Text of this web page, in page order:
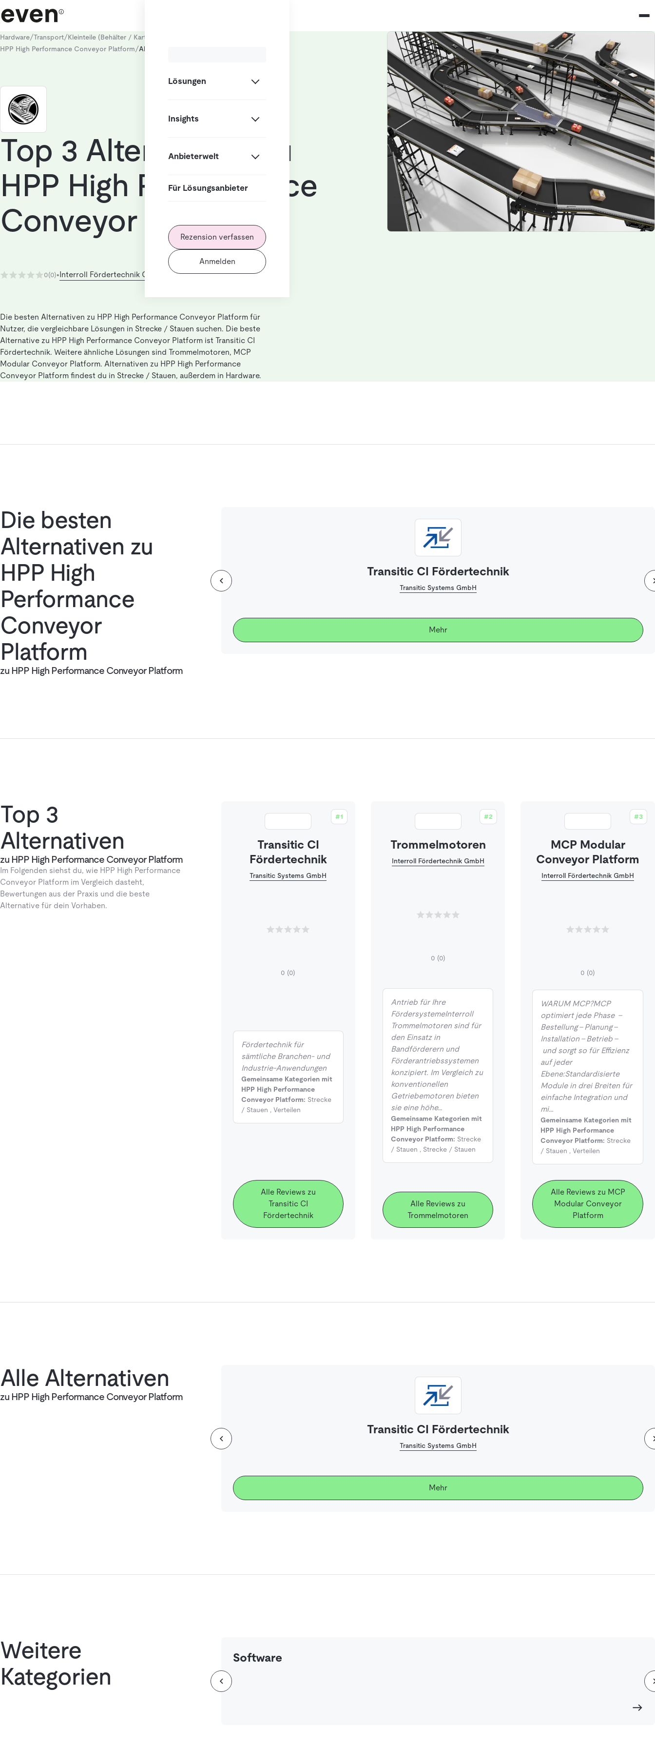
Lösungen
Insights
Anbieterwelt
Für Lösungsanbieter
Rezension verfassen
Anmelden
Hardware/Transport/Kleinteile (Behälter / Kartons)
HPP High Performance Conveyor Platform/Alternativen
Top 3 Alternativen zu
HPP High Performance
Conveyor Platform
0(0)•Interroll Fördertechnik GmbH
Die besten Alternativen zu HPP High Performance Conveyor Platform für
Nutzer, die vergleichbare Lösungen in Strecke / Stauen suchen. Die beste
Alternative zu HPP High Performance Conveyor Platform ist Transitic CI
Fördertechnik. Weitere ähnliche Lösungen sind Trommelmotoren, MCP
Modular Conveyor Platform. Alternativen zu HPP High Performance
Conveyor Platform findest du in Strecke / Stauen, außerdem in Hardware.
Die besten
Alternativen zu
HPP High
Performance
Conveyor
Platform
zu HPP High Performance Conveyor Platform
Transitic CI Fördertechnik
Transitic Systems GmbH
Mehr
Top 3
Alternativen
zu HPP High Performance Conveyor Platform
Im Folgenden siehst du, wie HPP High Performance
Conveyor Platform im Vergleich dasteht,
Bewertungen aus der Praxis und die beste
Alternative für dein Vorhaben.
#1
Transitic CI
Fördertechnik
Transitic Systems GmbH
0 (0)
Fördertechnik für
sämtliche Branchen- und
Industrie-Anwendungen
Gemeinsame Kategorien mit
HPP High Performance
Conveyor Platform: Strecke
/ Stauen , Verteilen
Alle Reviews zu
Transitic CI
Fördertechnik
#2
Trommelmotoren
Interroll Fördertechnik GmbH
0 (0)
Antrieb für Ihre
FördersystemeInterroll
Trommelmotoren sind für
den Einsatz in
Bandförderern und
Förderantriebssystemen
konzipiert. Im Vergleich zu
konventionellen
Getriebemotoren bieten
sie eine höhe…
Gemeinsame Kategorien mit
HPP High Performance
Conveyor Platform: Strecke
/ Stauen , Strecke / Stauen
Alle Reviews zu
Trommelmotoren
#3
MCP Modular
Conveyor Platform
Interroll Fördertechnik GmbH
0 (0)
WARUM MCP?MCP
optimiert jede Phase -
Bestellung - Planung -
Installation - Betrieb -
und sorgt so für Effizienz
auf jeder
Ebene:Standardisierte
Module in drei Breiten für
einfache Integration und
mi…
Gemeinsame Kategorien mit
HPP High Performance
Conveyor Platform: Strecke
/ Stauen ,Verteilen
Alle Reviews zu MCP
Modular Conveyor
Platform
Alle Alternativen
zu HPP High Performance Conveyor Platform
Transitic CI Fördertechnik
Transitic Systems GmbH
Mehr
Weitere
Kategorien
Software